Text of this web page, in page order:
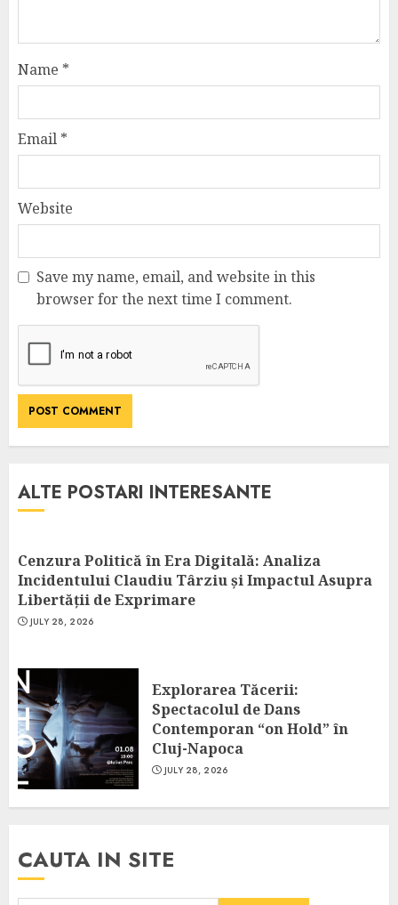
Name *
Email *
Website
Save my name, email, and website in this
browser for the next time I comment.
ALTE POSTARI INTERESANTE
Cenzura Politică în Era Digitală: Analiza
Incidentului Claudiu Târziu și Impactul Asupra
Libertății de Exprimare
JULY 28, 2026
Explorarea Tăcerii:
Spectacolul de Dans
Contemporan “on Hold” în
Cluj-Napoca
JULY 28, 2026
CAUTA IN SITE